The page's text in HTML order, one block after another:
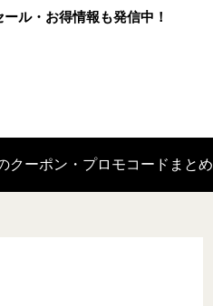
ル・お得情報も発信中！
クーポン・プロモコードまとめ